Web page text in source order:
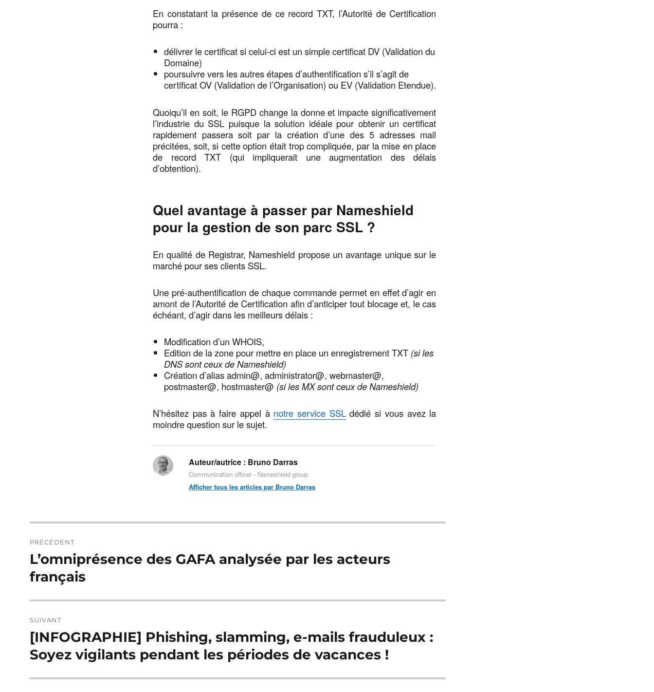
En constatant la présence de ce record TXT, l’Autorité de Certification
pourra :
délivrer le certificat si celui-ci est un simple certificat DV (Validation du
Domaine)
poursuivre vers les autres étapes d’authentification s’il s’agit de
certificat OV (Validation de l’Organisation) ou EV (Validation Etendue).
Quoiqu’il en soit, le RGPD change la donne et impacte significativement
l’industrie du SSL puisque la solution idéale pour obtenir un certificat
rapidement passera soit par la création d’une des 5 adresses mail
précitées, soit, si cette option était trop compliquée, par la mise en place
de record TXT (qui impliquerait une augmentation des délais
d’obtention).
Quel avantage à passer par Nameshield
pour la gestion de son parc SSL ?
En qualité de Registrar, Nameshield propose un avantage unique sur le
marché pour ses clients SSL.
Une pré-authentification de chaque commande permet en effet d’agir en
amont de l’Autorité de Certification afin d’anticiper tout blocage et, le cas
échéant, d’agir dans les meilleurs délais :
Modification d’un WHOIS,
Edition de la zone pour mettre en place un enregistrement TXT (si les
DNS sont ceux de Nameshield)
Création d’alias admin@, administrator@, webmaster@,
postmaster@, hostmaster@ (si les MX sont ceux de Nameshield)
N’hésitez pas à faire appel à notre service SSLdédié si vous avez la
moindre question sur le sujet.
Auteur/autrice : Bruno Darras
Communication officer - Nameshield group
Afficher tous les articles par Bruno Darras
de
l’article
PRÉCÉDENT
Publication
précédente :
L’omniprésence des GAFA analysée par les acteurs
français
SUIVANT
Publication
suivante :
[INFOGRAPHIE] Phishing, slamming, e-mails frauduleux :
Soyez vigilants pendant les périodes de vacances !